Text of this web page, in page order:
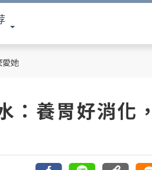
愛她
：養胃好消化，